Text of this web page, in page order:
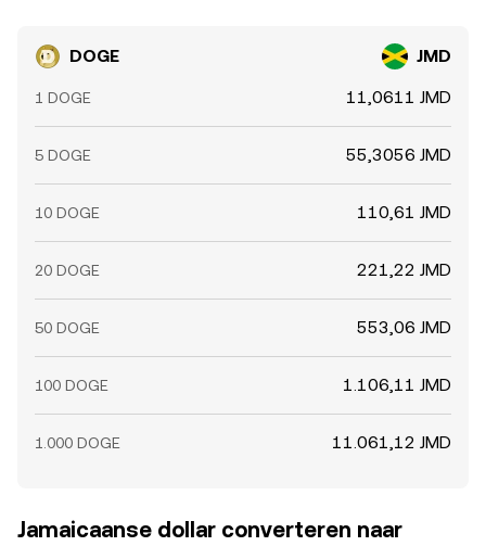
DOGE JMD
1 DOGE 11,0611 JMD
5 DOGE 55,3056 JMD
10 DOGE 110,61 JMD
20 DOGE 221,22 JMD
50 DOGE 553,06 JMD
100 DOGE 1.106,11 JMD
1.000 DOGE 11.061,12 JMD
Jamaicaanse dollar converteren naar